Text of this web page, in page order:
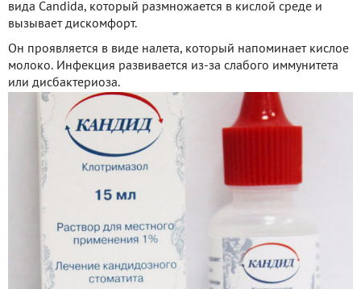
вида Candida, который размножается в кислой среде и
вызывает дискомфорт.
Он проявляется в виде налета, который напоминает кислое
молоко. Инфекция развивается из-за слабого иммунитета
или дисбактериоза.